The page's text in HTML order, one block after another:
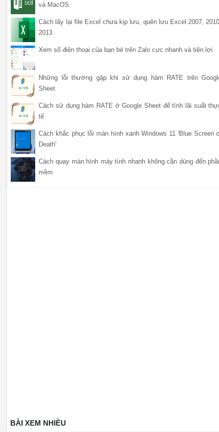
và MacOS.
Cách lấy lại file Excel chưa kịp lưu, quên lưu Excel 2007,
2013
Xem số điện thoại của bạn bè trên Zalo cực nhanh và tiện lợi
Những lỗi thường gặp khi sử dụng hàm RATE trên
Sheet
Cách sử dụng hàm RATE ở Google Sheet để tính lãi suất
tế
Cách khắc phục lỗi màn hình xanh Windows 11 'Blue Screen
Death'
Cách quay màn hình máy tính nhanh không cần dùng đến
mềm
BÀI XEM NHIỀU